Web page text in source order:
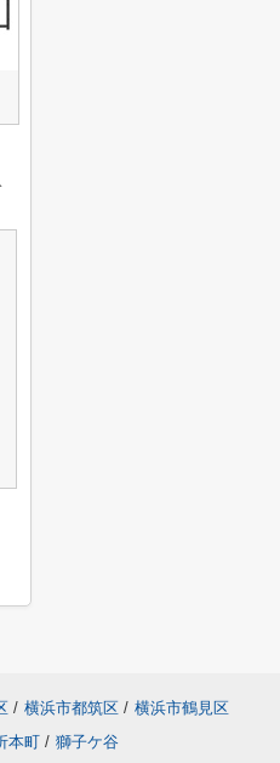
/ 横浜市都筑区 / 横浜市鶴見区
本町 / 獅子ケ谷